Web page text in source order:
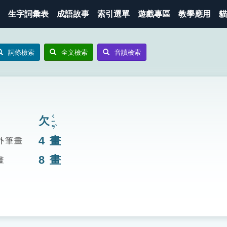
生字詞彙表 成語故事 索引選單 遊戲專區 教學應用
詞條檢索 全文檢索 音讀檢索
欠 ㄑㄧㄢˋ
筆畫 4 畫
8 畫